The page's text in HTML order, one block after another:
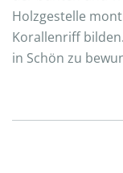
Holzgestelle
Korallenriff
in Schön zu